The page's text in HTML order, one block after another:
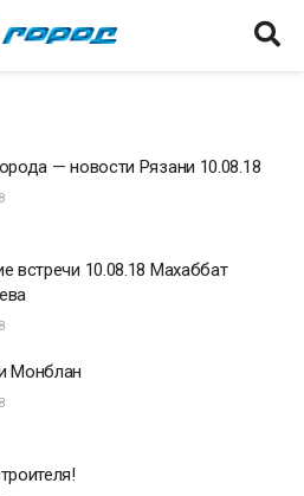
— новости Рязани 10.08.18
встречи 10.08.18 Махаббат
Монблан